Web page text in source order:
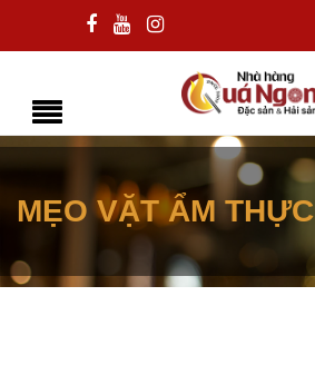
MẸO VẶT ẨM THỰC